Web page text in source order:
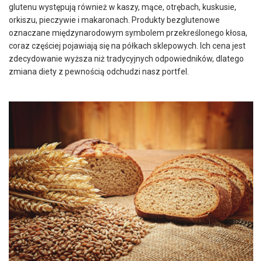
glutenu występują również w kaszy, mące, otrębach, kuskusie,
orkiszu, pieczywie i makaronach. Produkty bezglutenowe
oznaczane międzynarodowym symbolem przekreślonego kłosa,
coraz częściej pojawiają się na półkach sklepowych. Ich cena jest
zdecydowanie wyższa niż tradycyjnych odpowiedników, dlatego
zmiana diety z pewnością odchudzi nasz portfel.